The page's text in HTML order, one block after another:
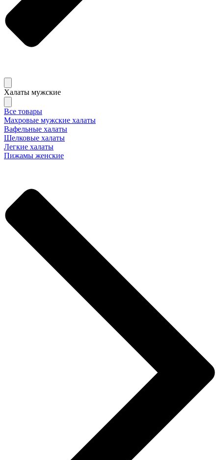
Халаты мужские
Все товары
Махровые мужские халаты
Вафельные халаты
Шелковые халаты
Легкие халаты
Пижамы женские